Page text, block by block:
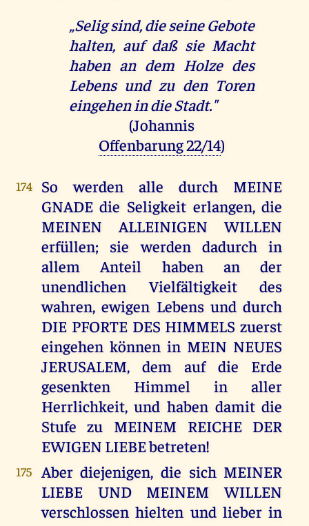
„Selig sind, die seine Gebote
halten, auf daß sie Macht
haben an dem Holze des
Lebens und zu den Toren
eingehen in die Stadt."
(Johannis
Offenbarung 22/14)
174
So werden alle durch MEINE
GNADE die Seligkeit erlangen, die
MEINEN ALLEINIGEN WILLEN
erfüllen; sie werden dadurch in
allem Anteil haben an der
unendlichen Vielfältigkeit des
wahren, ewigen Lebens und durch
DIE PFORTE DES HIMMELS zuerst
eingehen können in MEIN NEUES
JERUSALEM, dem auf die Erde
gesenkten Himmel in aller
Herrlichkeit, und haben damit die
Stufe zu MEINEM REICHE DER
EWIGEN LIEBE betreten!
175
Aber diejenigen, die sich MEINER
LIEBE UND MEINEM WILLEN
verschlossen hielten und lieber in